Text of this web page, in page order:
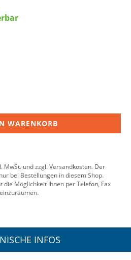
WARENKORB
und zzgl. Versandkosten. Der
bei Bestellungen in diesem Shop.
Möglichkeit Ihnen per Telefon, Fax
INFOS